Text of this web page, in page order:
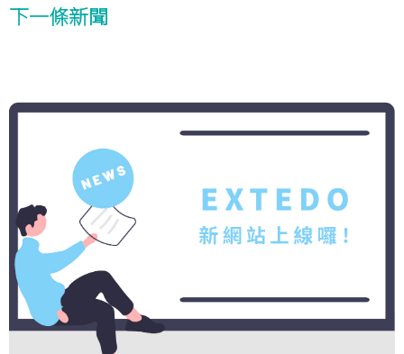
下一條新聞